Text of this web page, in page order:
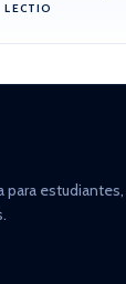
LECTIO
para